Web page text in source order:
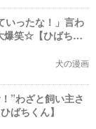
いったな！」言わ
爆笑☆【ひばちく
犬の漫画
”わざと飼い主さ
ばちくん】